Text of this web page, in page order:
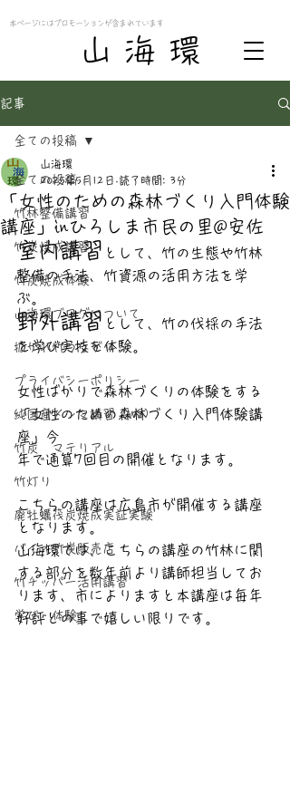
本ページにはプロモーションが含まれています
​山 海 環
記事
全ての投稿
竹林整備講習
竹炭焼成講習
竹炭焼成体験
山海環ブログについて
拡がれ竹つながり
プライバシーポリシー
純国産メンマ講習（WS)
竹炭 マテリアル
竹灯り
廃牡蠣筏炭焼成実証実験
バイオ竹炭販売店
竹チッパー活用講習
学び・体験
全ての投稿
「女性のための森林づくり入門体験
講座」inひろしま市民の里@安佐
山海環
2025年5月12日 読了時間: 3分
室内講習 として、竹の生態や竹林
整備の手法、竹資源の活用方法を学
ぶ。
野外講習 として、竹の伐採の手法
を学び実技を体験。
女性ばかりで森林づくりの体験をする
「女性のための森林づくり入門体験講
座」今
年で通算7回目の開催となります。
こちらの講座は広島市が開催する講座
となります。
山海環では、こちらの講座の竹林に関
する部分を数年前より講師担当してお
ります、市によりますと本講座は毎年
好評との事で嬉しい限りです。